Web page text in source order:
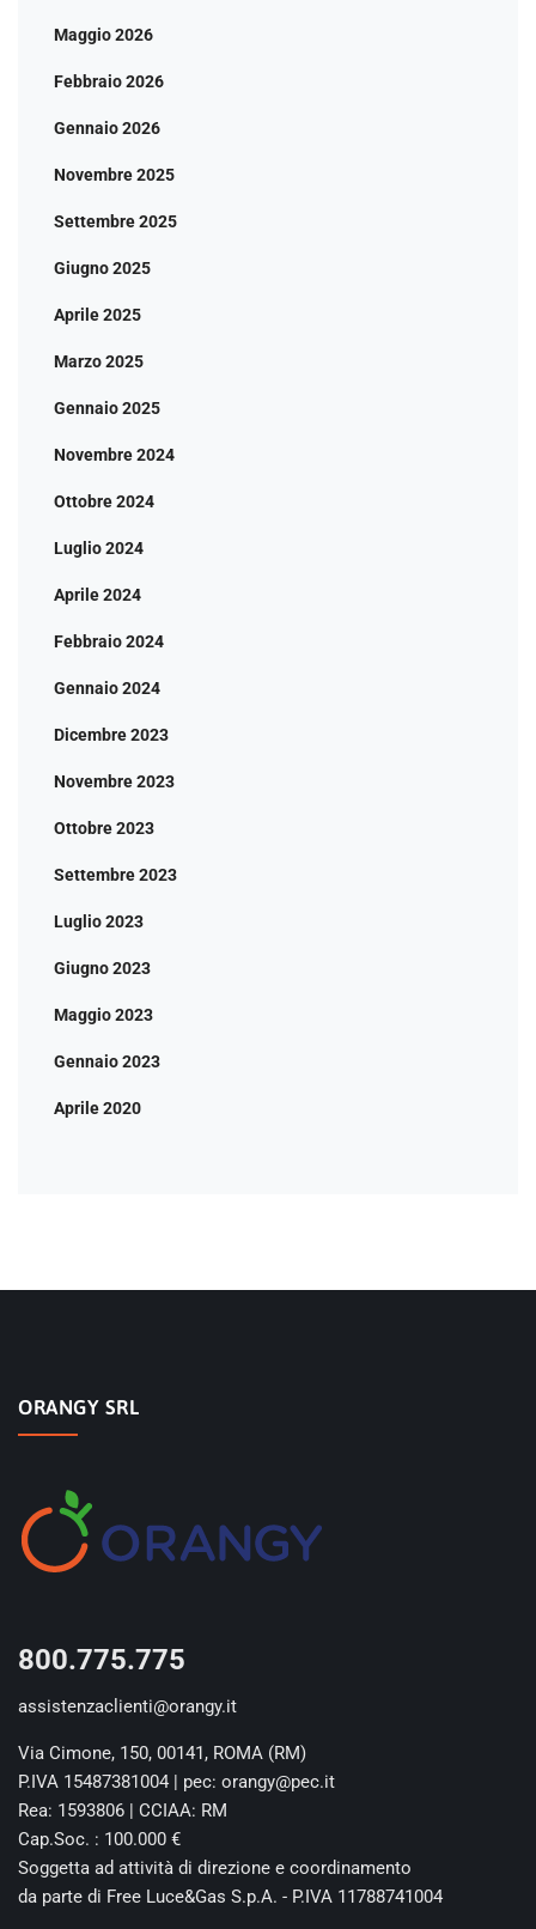
Maggio 2026
Febbraio 2026
Gennaio 2026
Novembre 2025
Settembre 2025
Giugno 2025
Aprile 2025
Marzo 2025
Gennaio 2025
Novembre 2024
Ottobre 2024
Luglio 2024
Aprile 2024
Febbraio 2024
Gennaio 2024
Dicembre 2023
Novembre 2023
Ottobre 2023
Settembre 2023
Luglio 2023
Giugno 2023
Maggio 2023
Gennaio 2023
Aprile 2020
ORANGY SRL
800.775.775
assistenzaclienti@orangy.it
Via Cimone, 150, 00141, ROMA (RM)
P.IVA 15487381004 | pec: orangy@pec.it
Rea: 1593806 | CCIAA: RM
Cap.Soc. : 100.000 €
Soggetta ad attività di direzione e coordinamento
da parte di Free Luce&Gas S.p.A. - P.IVA 11788741004